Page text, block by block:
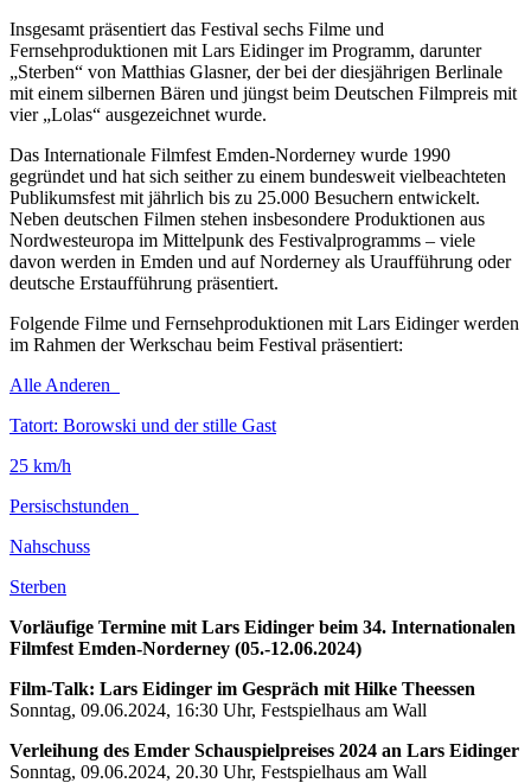
Insgesamt präsentiert das Festival sechs Filme und
Fernsehproduktionen mit Lars Eidinger im Programm, darunter
„Sterben“ von Matthias Glasner, der bei der diesjährigen Berlinale
mit einem silbernen Bären und jüngst beim Deutschen Filmpreis mit
vier „Lolas“ ausgezeichnet wurde.
Das Internationale Filmfest Emden-Norderney wurde 1990
gegründet und hat sich seither zu einem bundesweit vielbeachteten
Publikumsfest mit jährlich bis zu 25.000 Besuchern entwickelt.
Neben deutschen Filmen stehen insbesondere Produktionen aus
Nordwesteuropa im Mittelpunk des Festivalprogramms – viele
davon werden in Emden und auf Norderney als Uraufführung oder
deutsche Erstaufführung präsentiert.
Folgende Filme und Fernsehproduktionen mit Lars Eidinger werden
im Rahmen der Werkschau beim Festival präsentiert:
Alle Anderen
Tatort: Borowski und der stille Gast
25 km/h
Persischstunden
Nahschuss
Sterben
Vorläufige Termine mit Lars Eidinger beim 34. Internationalen
Filmfest Emden-Norderney (05.-12.06.2024)
Film-Talk: Lars Eidinger im Gespräch mit Hilke Theessen
Sonntag, 09.06.2024, 16:30 Uhr, Festspielhaus am Wall
Verleihung des Emder Schauspielpreises 2024 an Lars Eidinger
Sonntag, 09.06.2024, 20.30 Uhr, Festspielhaus am Wall